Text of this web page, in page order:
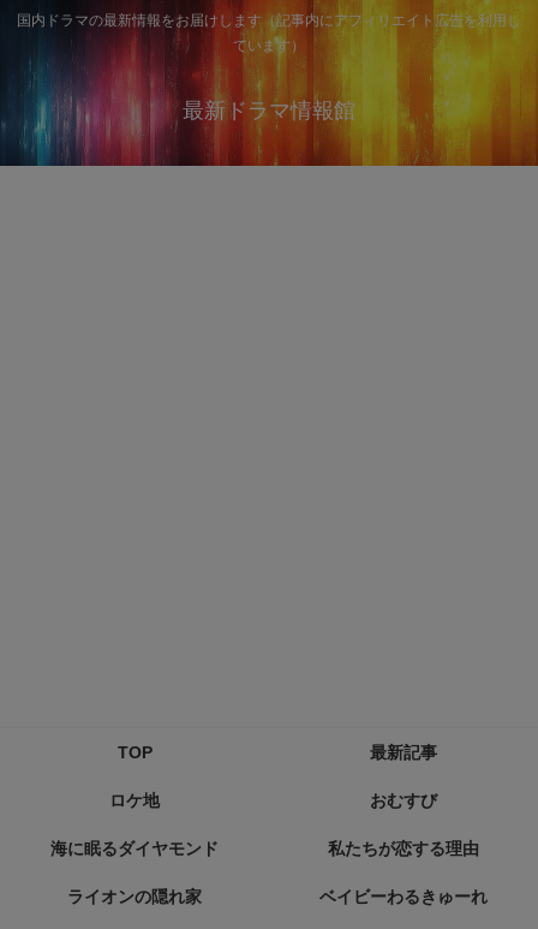
国内ドラマの最新情報をお届けします（記事内にアフィリエイト広告を利用し
ています）
最新ドラマ情報館
TOP 最新記事
ロケ地 おむすび
海に眠るダイヤモンド 私たちが恋する理由
ライオンの隠れ家 ベイビーわるきゅーれ